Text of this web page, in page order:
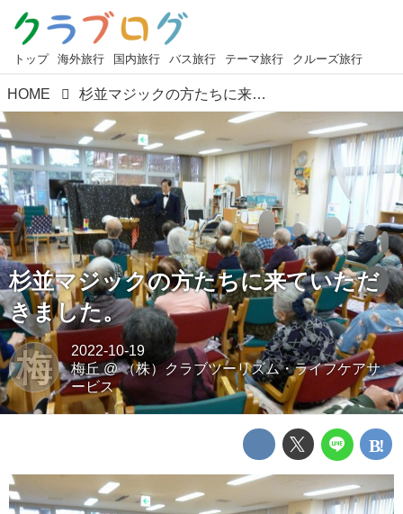
トップ 海外旅行 国内旅行 バス旅行 テーマ旅行 クルーズ旅行
HOME 杉並マジックの方たちに来ていただきました。
杉並マジックの方たちに来ていただ
きました。
梅
2022-10-19
梅丘@（株）クラブツーリズム・ライフケアサ
ービス